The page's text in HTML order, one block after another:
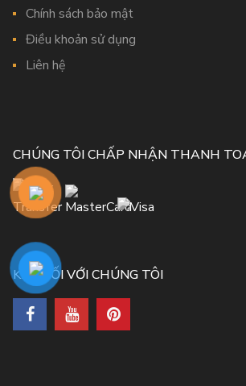
Chính sách bảo mật
Điều khoản sử dụng
Liên hệ
CHÚNG TÔI CHẤP NHẬN THANH
KẾT NỐI VỚI CHÚNG TÔI